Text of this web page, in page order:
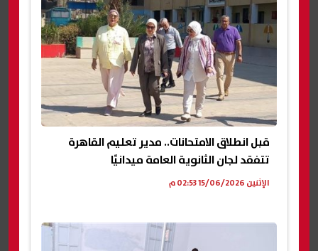
قبل انطلاق الامتحانات.. مدير تعليم القاهرة
تتفقد لجان الثانوية العامة ميدانيًا
الإثنين 15/06/2026 02:53 م